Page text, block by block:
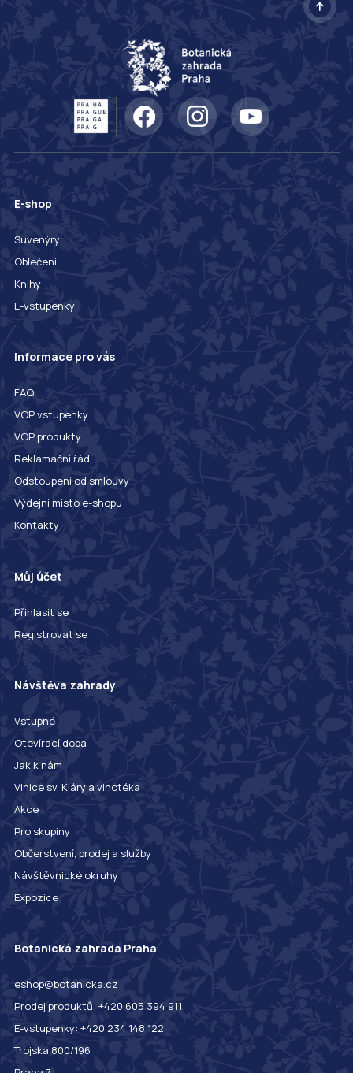
E-shop
Suvenýry
Oblečení
Knihy
E-vstupenky
Informace pro vás
FAQ
VOP vstupenky
VOP produkty
Reklamační řád
Odstoupení od smlouvy
Výdejní místo e-shopu
Kontakty
Můj účet
Přihlásit se
Registrovat se
Návštěva zahrady
Vstupné
Otevírací doba
Jak k nám
Vinice sv. Kláry a vinotéka
Akce
Pro skupiny
Občerstvení, prodej a služby
Návštěvnické okruhy
Expozice
Botanická zahrada Praha
eshop@botanicka.cz
Prodej produktů: +420 605 394 911
E-vstupenky: +420 234 148 122
Trojská 800/196